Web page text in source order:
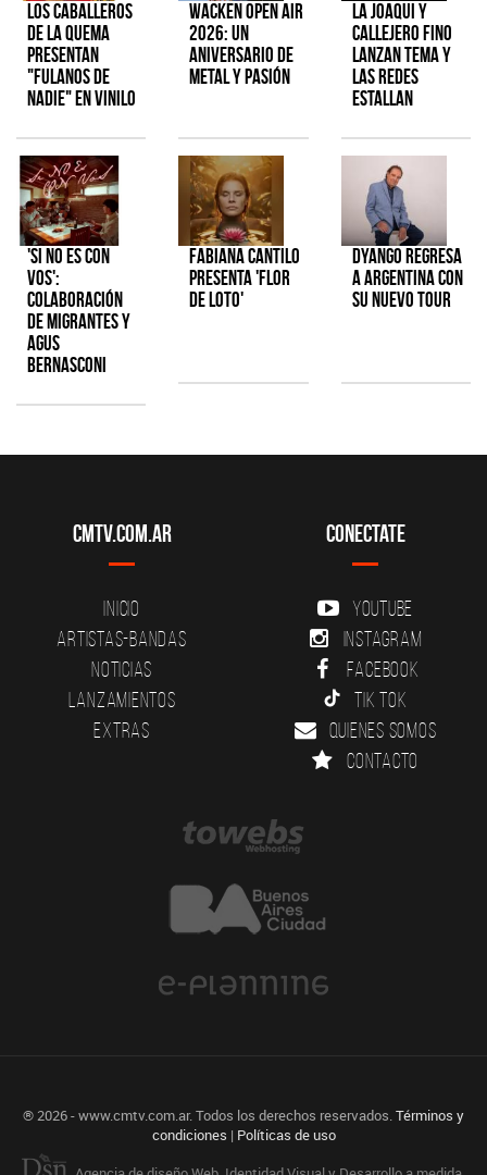
Los Caballeros
de la Quema
presentan
"Fulanos de
Nadie" en vinilo
Wacken Open Air
2026: Un
aniversario de
metal y pasión
La Joaqui y
Callejero Fino
lanzan tema y
las redes
estallan
'Si No Es Con
Vos':
colaboración
de Migrantes y
Agus
Bernasconi
Fabiana Cantilo
presenta 'Flor
de Loto'
Dyango regresa
a Argentina con
su nuevo tour
CMTV.com.ar
Inicio
Artistas-Bandas
Noticias
Lanzamientos
Extras
Conectate
YouTube
Instagram
Facebook
Tik Tok
Quienes somos
Contacto
® 2026 - www.cmtv.com.ar. Todos los derechos reservados.Términos y
condiciones | Políticas de uso